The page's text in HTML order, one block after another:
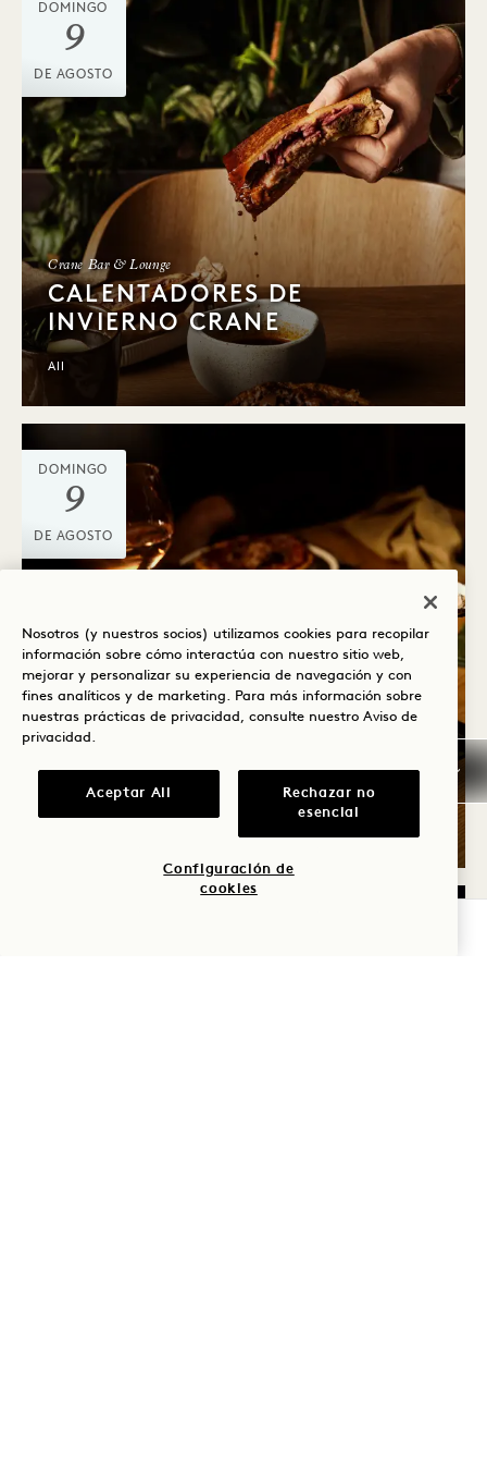
DOMINGO
9
DE AGOSTO
Crane Bar & Lounge
CALENTADORES DE
INVIERNO CRANE
All
DOMINGO
9
DE AGOSTO
Desde aquí Por Mike
SEMANA
Nosotros (y nuestros socios) utilizamos cookies para recopilar
información sobre cómo interactúa con nuestro sitio web,
mejorar y personalizar su experiencia de navegación y con
fines analíticos y de marketing. Para más información sobre
nuestras prácticas de privacidad, consulte nuestro Aviso de
privacidad .
Aceptar All
Rechazar no
esencial
Configuración de
cookies